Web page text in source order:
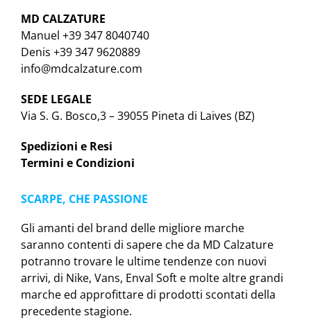
MD CALZATURE
Manuel +39 347 8040740
Denis +39 347 9620889
info@mdcalzature.com
SEDE LEGALE
Via S. G. Bosco,3 – 39055 Pineta di Laives (BZ)
Spedizioni e Resi
Termini e Condizioni
SCARPE, CHE PASSIONE
Gli amanti del brand delle migliore marche
saranno contenti di sapere che da MD Calzature
potranno trovare le ultime tendenze con nuovi
arrivi, di Nike, Vans, Enval Soft e molte altre grandi
marche ed approfittare di prodotti scontati della
precedente stagione.